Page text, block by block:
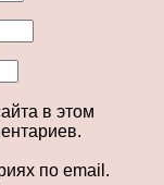
в этом
по email.